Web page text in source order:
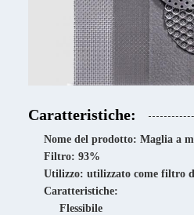
Caratteristiche:
Nome del prodotto: Maglia a
Filtro: 93%
Utilizzo: utilizzato come filtro
Caratteristiche:
Flessibile